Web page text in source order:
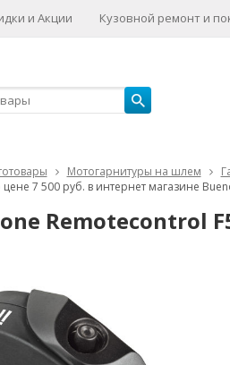
и Акции Кузовной ремонт и
Мотогарнитуры на шлем
7 500 руб. в интернет магазине
Remotecontrol